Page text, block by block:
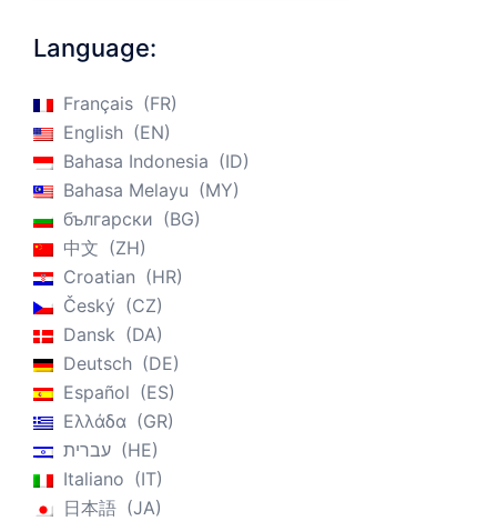
Language:
Français
FR
English
EN
Bahasa Indonesia
ID
Bahasa Melayu
MY
български
BG
中文
ZH
Croatian
HR
Český
CZ
Dansk
DA
Deutsch
DE
Español
ES
Ελλάδα
GR
עברית
HE
Italiano
IT
日本語
JA